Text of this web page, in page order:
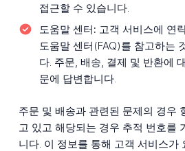
접근할 수 있습니다.
도움말 센터: 고객 서비스에 연
도움말 센터(FAQ)를 참고하는
다. 주문, 배송, 결제 및 반환에
문에 답변합니다.
주문 및 배송과 관련된 문제의 경우
고 있고 해당되는 경우 추적 번호를
니다. 이 정보를 통해 고객 서비스가